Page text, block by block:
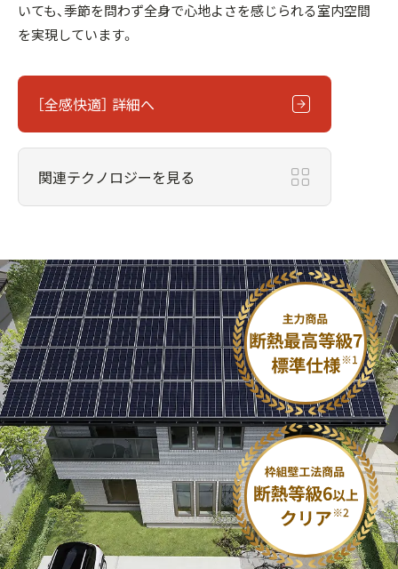
いても、季節を問わず全身で心地よさを感じられる室内空間
を実現しています。
［全感快適］ 詳細へ
関連テクノロジーを見る